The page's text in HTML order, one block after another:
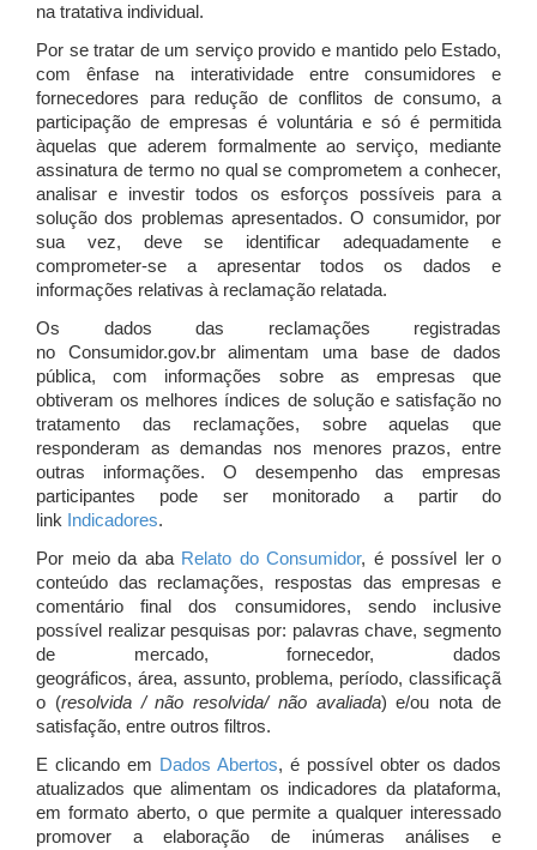
na tratativa individual.
Por se tratar de um serviço provido e mantido pelo Estado,
com ênfase na interatividade entre consumidores e
fornecedores para redução de conflitos de consumo, a
participação de empresas é voluntária e só é permitida
àquelas que aderem formalmente ao serviço, mediante
assinatura de termo no qual se comprometem a conhecer,
analisar e investir todos os esforços possíveis para a
solução dos problemas apresentados. O consumidor, por
sua vez, deve se identificar adequadamente e
comprometer-se a apresentar todos os dados e
informações relativas à reclamação relatada.
Os dados das reclamações registradas
no Consumidor.gov.br alimentam uma base de dados
pública, com informações sobre as empresas que
obtiveram os melhores índices de solução e satisfação no
tratamento das reclamações, sobre aquelas que
responderam as demandas nos menores prazos, entre
outras informações. O desempenho das empresas
participantes pode ser monitorado a partir do
link Indicadores.
Por meio da aba Relato do Consumidor, é possível ler o
conteúdo das reclamações, respostas das empresas e
comentário final dos consumidores, sendo inclusive
possível realizar pesquisas por: palavras chave, segmento
de mercado, fornecedor, dados
geográficos, área, assunto, problema, período, classificaçã
o (resolvida / não resolvida/ não avaliada) e/ou nota de
satisfação, entre outros filtros.
E clicando em Dados Abertos, é possível obter os dados
atualizados que alimentam os indicadores da plataforma,
em formato aberto, o que permite a qualquer interessado
promover a elaboração de inúmeras análises e